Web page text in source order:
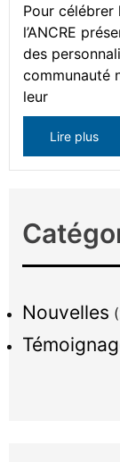
Pour célébrer
l’ANCRE
des
communauté
leur
Lire plus
Nouvelles